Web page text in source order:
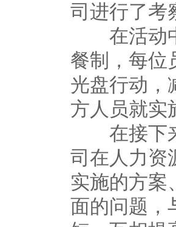
司进行了考
在活动中
餐制，每位
光盘行动，
方人员就实
在接下来
司在人力资
实施的方案
面的问题，